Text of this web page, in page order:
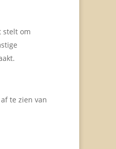
stelt om
te zien van